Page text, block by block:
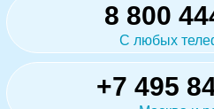
8 800
С любых
+7 495